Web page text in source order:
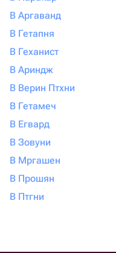
В Аргаванд
В Гетапня
В Геханист
В Ариндж
В Верин Птхни
В Гетамеч
В Егвард
В Зовуни
В Мргашен
В Прошян
В Птгни